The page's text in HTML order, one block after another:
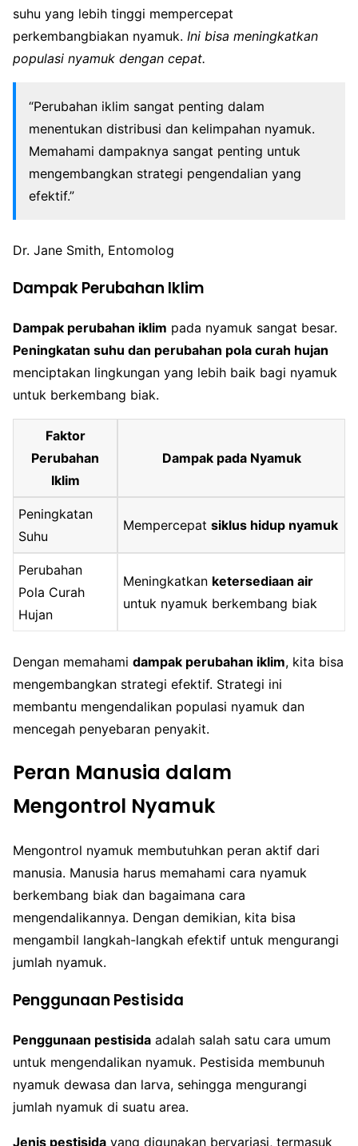
suhu yang lebih tinggi mempercepat
perkembangbiakan nyamuk. Ini bisa meningkatkan
populasi nyamuk dengan cepat.
“Perubahan iklim sangat penting dalam
menentukan distribusi dan kelimpahan nyamuk.
Memahami dampaknya sangat penting untuk
mengembangkan strategi pengendalian yang
efektif.”
Dr. Jane Smith, Entomolog
Dampak Perubahan Iklim
Dampak perubahan iklim pada nyamuk sangat besar.
Peningkatan suhu dan perubahan pola curah hujan
menciptakan lingkungan yang lebih baik bagi nyamuk
untuk berkembang biak.
Faktor
Perubahan
Iklim
Dampak pada Nyamuk
Peningkatan
Suhu
Mempercepatsiklus hidup nyamuk
Perubahan
Pola Curah
Hujan
Meningkatkan ketersediaan air
untuk nyamuk berkembang biak
Dengan memahami dampak perubahan iklim, kita bisa
mengembangkan strategi efektif. Strategi ini
membantu mengendalikan populasi nyamuk dan
mencegah penyebaran penyakit.
Peran Manusia dalam
Mengontrol Nyamuk
Mengontrol nyamuk membutuhkan peran aktif dari
manusia. Manusia harus memahami cara nyamuk
berkembang biak dan bagaimana cara
mengendalikannya. Dengan demikian, kita bisa
mengambil langkah-langkah efektif untuk mengurangi
jumlah nyamuk.
Penggunaan Pestisida
Penggunaan pestisida adalah salah satu cara umum
untuk mengendalikan nyamuk. Pestisida membunuh
nyamuk dewasa dan larva, sehingga mengurangi
jumlah nyamuk di suatu area.
Jenis pestisida yang digunakan bervariasi, termasuk